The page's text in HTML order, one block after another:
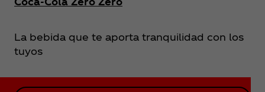
La bebida que te aporta tranquilidad con los
tuyos